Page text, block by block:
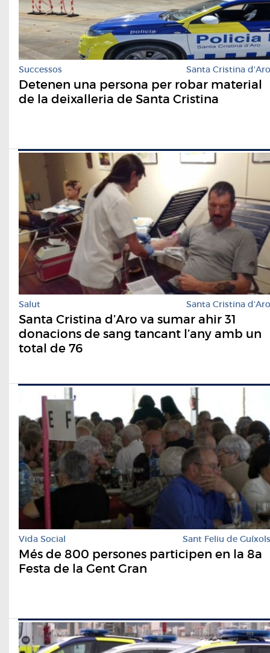
Successos Santa Cristina d'Aro
Detenen una persona per robar material
de la deixalleria de Santa Cristina
Salut Santa Cristina d'Aro
Santa Cristina d’Aro va sumar ahir 31
donacions de sang tancant l’any amb un
total de 76
Vida Social Sant Feliu de Guíxols
Més de 800 persones participen en la 8a
Festa de la Gent Gran